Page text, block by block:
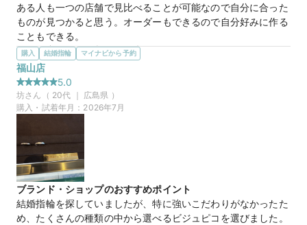
マイナビ限定 来店特典
この店舗のおすすめ特典情報
WEB来店予約で、マイナビとBIJOUPIKOから ¥16,000分の電子マ
ネー＆金券プレゼント！
ある人も一つの店舗で見比べることが可能なので自分に合った
ものが見つかると思う。オーダーもできるので自分好みに作る
こともできる。
選んだ商品を気に入った理由
ファッション性が高く、結婚指輪感が少ないところもいい。値
段もお手頃でこの品質が手に入るならいいと思う人は多いと思
う。ダイヤモンドも入っていてそれも良かった。太さがある指
輪を求めていたので理想的なイメージを掴むことができてよ
種類豊富な指輪がいっぱいあってよかった。ブランドごとにま
とまっているので自分の好みのブランドのものをたくさんはめ
れる。もし違うブランドで気になったものがあればそれと見比
べて検討できる面も他の店舗ではできないことなのでいいと感
じた。
購入 結婚指輪 マイナビから予約
福山店
5.0
坊さん（ 20代 ｜ 広島県 ）
購入・試着年月： 2026年7月
ブランド・ショップのおすすめポイント
結婚指輪を探していましたが、特に強いこだわりがなかったた
め、たくさんの種類の中から選べるビジュピコを選びました。